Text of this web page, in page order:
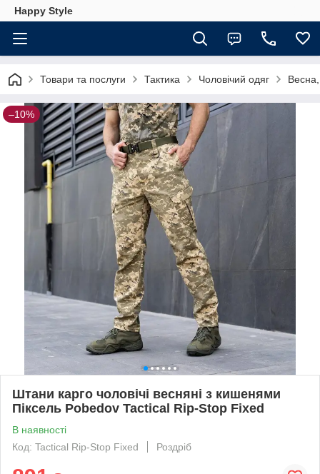
Happy Style
Товари та послуги Тактика Чоловічий одяг Весна,
–10%
Штани карго чоловічі весняні з кишенями
Піксель Pobedov Tactical Rip-Stop Fixed
В наявності
Код: Tactical Rip-Stop Fixed
Роздріб